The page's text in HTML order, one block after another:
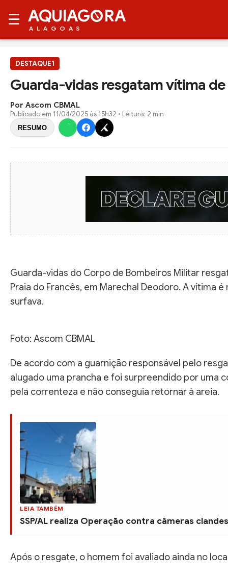
☰ AQUIAG RA
ALAGOAS
DESTAQUE1
Guarda-vidas resgatam vítima
Por Ascom CBMAL
Publicado em 11/04/2025 às 15h32 • Leitura: 2 min
RESUMO
Guarda-vidas do Corpo de Bombeiros Militar
Praia do Francês, em Marechal Deodoro. A vítima
surfava.
Foto: Ascom CBMAL
De acordo com a guarnição responsável pelo
alugado uma prancha e foi surpreendido por uma
pela correnteza e não conseguia retornar à areia.
LEIA TAMBÉM
SSP/AL realiza Operação contra câmeras
Após o resgate, o homem foi avaliado ainda no